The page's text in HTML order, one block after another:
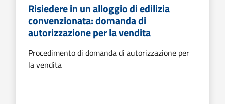
Risiedere in un alloggio di edilizia
convenzionata: domanda di
autorizzazione per la vendita
Procedimento di domanda di autorizzazione per
la vendita